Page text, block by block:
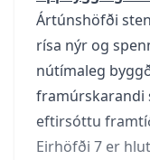
Ártúnshöfði
rísa nýr og
nútímaleg
framúrskarandi
eftirsóttu
Eirhöfði 7 er